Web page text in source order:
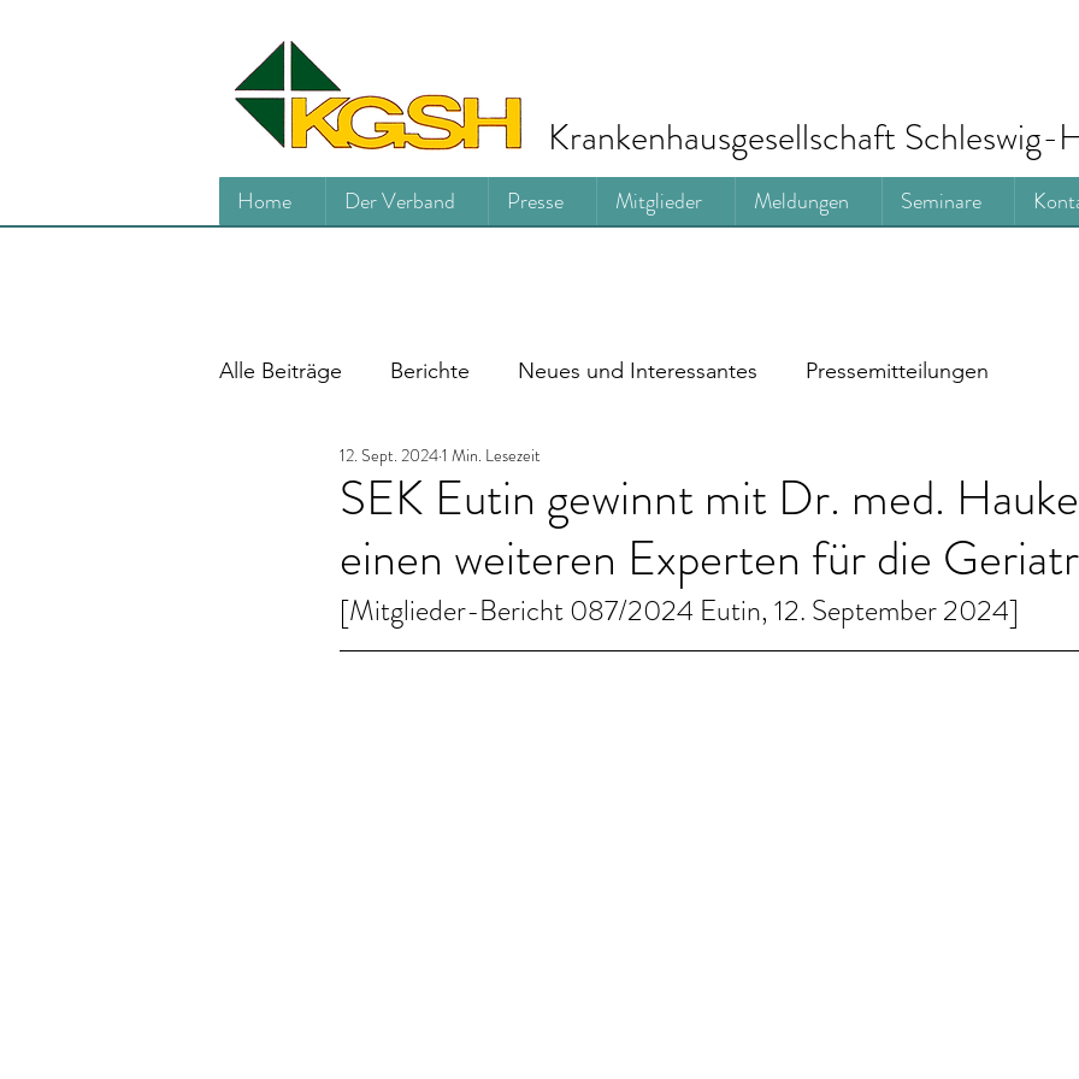
Home Der Verband Presse Mitglieder Meldungen Seminare
Krankenhausgesellschaft
Alle Beiträge Berichte Neues und Interessantes Pressemitteilungen
SEK Eutin gewinnt mit Dr. med.
einen weiteren Experten für die
12. Sept. 20241 Min. Lesezeit
[Mitglieder-Bericht 087/2024 Eutin, 12. September 2024]